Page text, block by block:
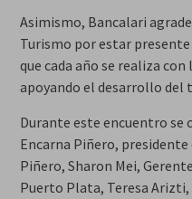
Asimismo, Bancalari
Turismo por estar
que cada año se realiza
apoyando el desarrollo del
Durante este encuentro se
Encarna Piñero, presidente
Piñero, Sharon Mei,
Puerto Plata, Teresa